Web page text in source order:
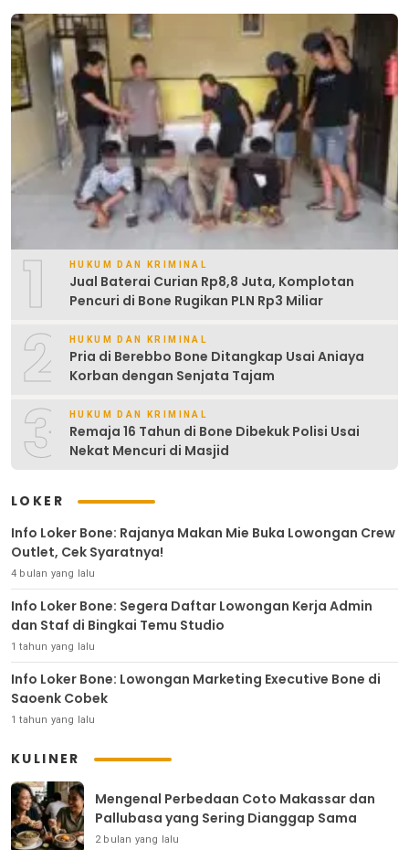
1 HUKUM DAN KRIMINAL
Jual Baterai Curian Rp8,8 Juta, Komplotan
Pencuri di Bone Rugikan PLN Rp3 Miliar
2 HUKUM DAN KRIMINAL
Pria di Berebbo Bone Ditangkap Usai Aniaya
Korban dengan Senjata Tajam
3 HUKUM DAN KRIMINAL
Remaja 16 Tahun di Bone Dibekuk Polisi Usai
Nekat Mencuri di Masjid
LOKER
Info Loker Bone: Rajanya Makan Mie Buka Lowongan Crew
Outlet, Cek Syaratnya!
4 bulan yang lalu
Info Loker Bone: Segera Daftar Lowongan Kerja Admin
dan Staf di Bingkai Temu Studio
1 tahun yang lalu
Info Loker Bone: Lowongan Marketing Executive Bone di
Saoenk Cobek
1 tahun yang lalu
KULINER
Mengenal Perbedaan Coto Makassar dan
Pallubasa yang Sering Dianggap Sama
2 bulan yang lalu